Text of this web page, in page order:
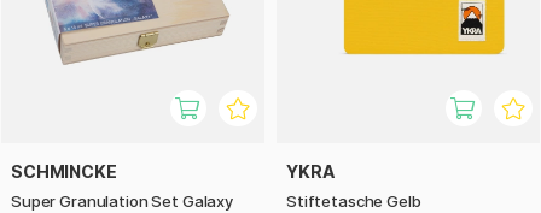
SCHMINCKE
Super Granulation Set Galaxy
YKRA
Stiftetasche Gelb